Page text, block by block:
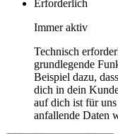
Erforderlich
Immer aktiv
Technisch
grundlegende
Beispiel dazu,
dich in dein
auf dich ist für
anfallende Daten